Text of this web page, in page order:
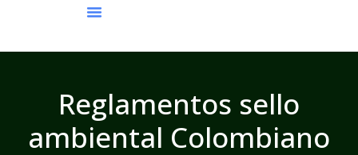
Reglamentos sello
ambiental Colombiano